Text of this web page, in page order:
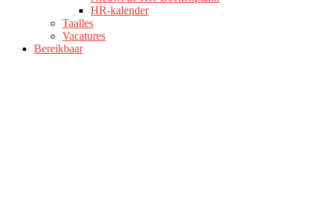
HR-kalender
Taalles
Vacatures
Bereikbaar